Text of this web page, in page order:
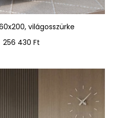
világosszürke
Ár
256 430 Ft